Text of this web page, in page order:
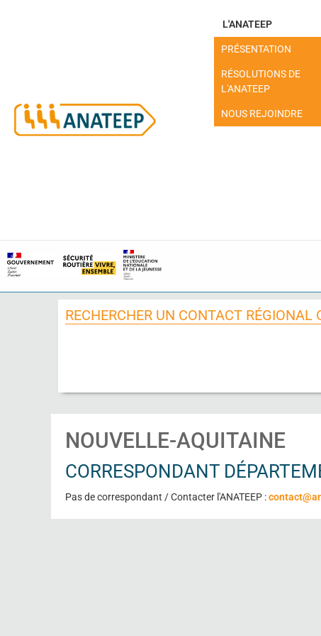
L'ANATEEP
PRÉSENTATION
RÉSOLUTIONS DE
L'ANATEEP
NOUS REJOINDRE
RECHERCHER UN CONTACT RÉGIONAL
NOUVELLE-AQUITAINE
CORRESPONDANT
Pas de correspondant / Contacter l'ANATEEP :